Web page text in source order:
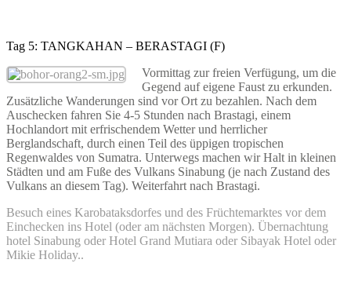
Tag 5: TANGKAHAN – BERASTAGI (F)
Vormittag zur freien Verfügung, um die
Gegend auf eigene Faust zu erkunden.
Zusätzliche Wanderungen sind vor Ort zu bezahlen. Nach dem
Auschecken fahren Sie 4-5 Stunden nach Brastagi, einem
Hochlandort mit erfrischendem Wetter und herrlicher
Berglandschaft, durch einen Teil des üppigen tropischen
Regenwaldes von Sumatra. Unterwegs machen wir Halt in kleinen
Städten und am Fuße des Vulkans Sinabung (je nach Zustand des
Vulkans an diesem Tag). Weiterfahrt nach Brastagi.
Besuch eines Karobataksdorfes und des Früchtemarktes vor dem
Einchecken ins Hotel (oder am nächsten Morgen). Übernachtung
hotel Sinabung oder Hotel Grand Mutiara oder Sibayak Hotel oder
Mikie Holiday..